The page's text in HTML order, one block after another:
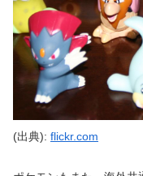
(出典): flickr.com